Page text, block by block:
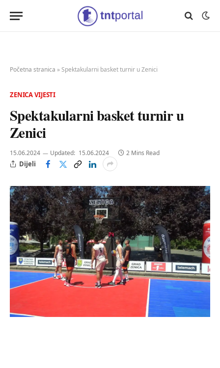
Početna stranica »Spektakularni basket turnir u Zenici
ZENICA VIJESTI
Spektakularni basket turnir u
Zenici
15.06.2024 Updated: 15.06.2024 2 Mins Read
Dijeli